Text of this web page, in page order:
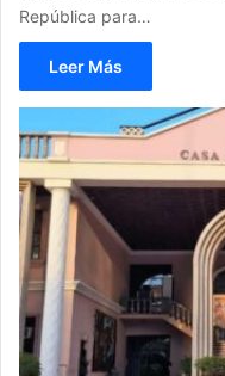
República para…
Leer Más